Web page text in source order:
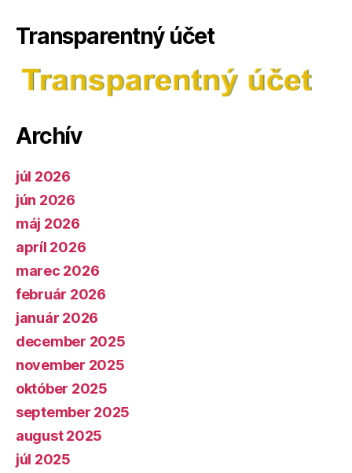
Transparentný účet
Archív
júl 2026
jún 2026
máj 2026
apríl 2026
marec 2026
február 2026
január 2026
december 2025
november 2025
október 2025
september 2025
august 2025
júl 2025